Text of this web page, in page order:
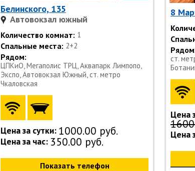
Белинского, 135
Автовокзал южный
Количество комнат: 1
Спальные места: 2+2
Рядом:
ЦПКиО, Мегаполис ТРЦ, Аквапарк Лимпопо,
Экспо, Автовокзал Южный, ст. метро
Чкаловская
Цена за сутки: 1000.00 руб.
Цена за час: 350.00 руб.
Показать телефон
8
ст.
Цена
Цена